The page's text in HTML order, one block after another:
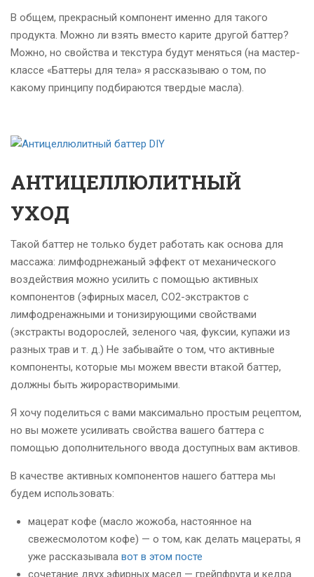
В общем, прекрасный компонент именно для такого
продукта. Можно ли взять вместо карите другой баттер?
Можно, но свойства и текстура будут меняться (на мастер-
классе «Баттеры для тела» я рассказываю о том, по
какому принципу подбираются твердые масла).
АНТИЦЕЛЛЮЛИТНЫЙ
УХОД
Такой баттер не только будет работать как основа для
массажа: лимфодрнежаный эффект от механического
воздействия можно усилить с помощью активных
компонентов (эфирных масел, СО2-экстрактов с
лимфодренажными и тонизирующими свойствами
(экстракты водорослей, зеленого чая, фуксии, купажи из
разных трав и т. д.) Не забывайте о том, что активные
компоненты, которые мы можем ввести втакой баттер,
должны быть жирорастворимыми.
Я хочу поделиться с вами максимально простым рецептом,
но вы можете усиливать свойства вашего баттера с
помощью дополнительного ввода доступных вам активов.
В качестве активных компонентов нашего баттера мы
будем использовать:
мацерат кофе (масло жожоба, настоянное на
свежесмолотом кофе) — о том, как делать мацераты, я
уже рассказывала вот в этом посте
сочетание двух эфирных масел — грейпфрута и кедра